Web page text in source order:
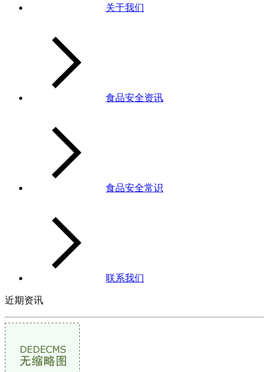
关于我们
食品安全资讯
食品安全常识
联系我们
近期资讯